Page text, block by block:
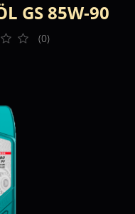
GS 85W-90
(0)